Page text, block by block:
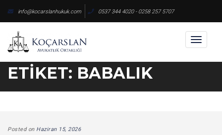
content
info@kocarslanhukuk.com 0537 344 4020 - 0258 257 5707
Toggle
ETIKET: BABALIK
Posted on Haziran 15, 2026